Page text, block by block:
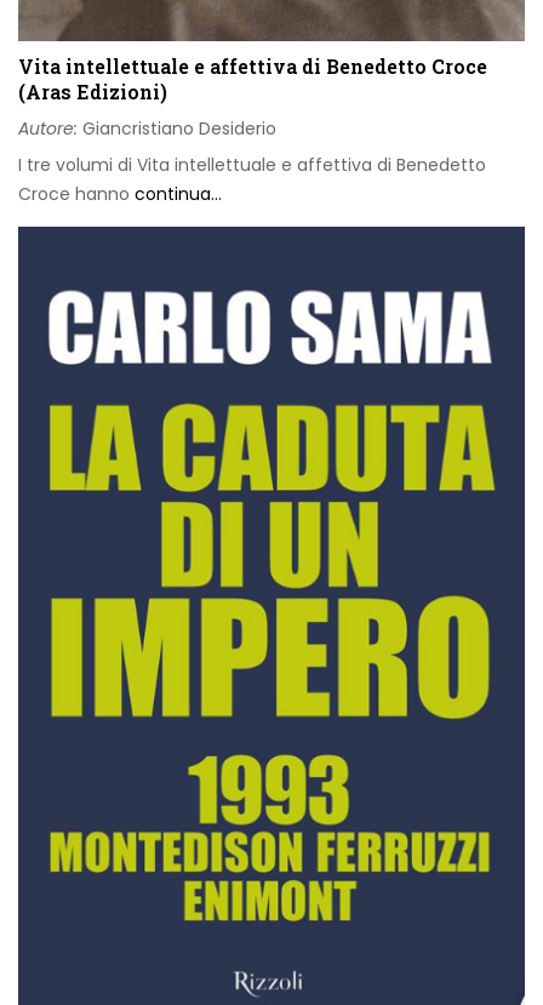
Vita intellettuale e affettiva di Benedetto Croce
(Aras Edizioni)
Autore: Giancristiano Desiderio
I tre volumi di Vita intellettuale e affettiva di Benedetto
Croce hanno continua...